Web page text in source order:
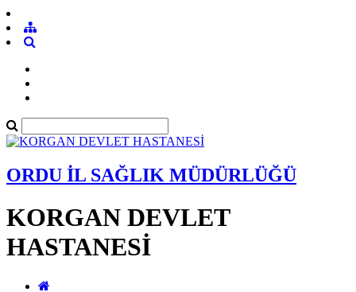
ORDU İL SAĞLIK MÜDÜRLÜĞÜ
KORGAN DEVLET
HASTANESİ